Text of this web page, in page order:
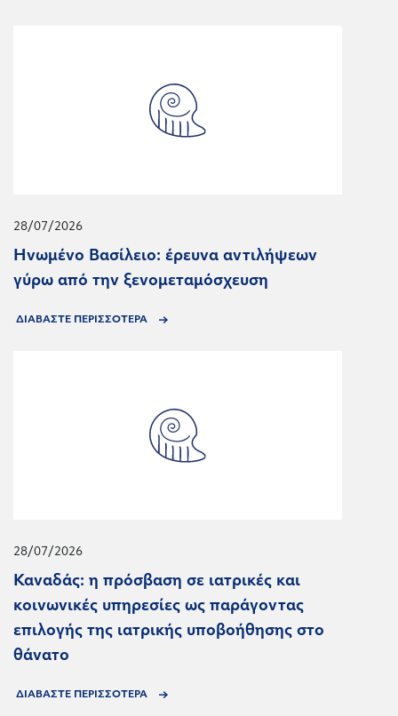
28/07/2026
Ηνωμένο Βασίλειο: έρευνα αντιλήψεων
γύρω από την ξενομεταμόσχευση
ΔΙΑΒΑΣΤΕ ΠΕΡΙΣΣΟΤΕΡΑ
28/07/2026
Καναδάς: η πρόσβαση σε ιατρικές και
κοινωνικές υπηρεσίες ως παράγοντας
επιλογής της ιατρικής υποβοήθησης στο
θάνατο
ΔΙΑΒΑΣΤΕ ΠΕΡΙΣΣΟΤΕΡΑ